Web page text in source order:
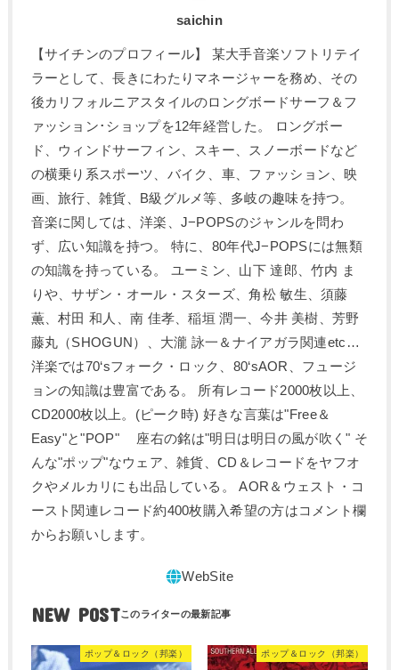
saichin
【サイチンのプロフィール】 某大手音楽ソフトリテイ
ラーとして、長きにわたりマネージャーを務め、その
後カリフォルニアスタイルのロングボードサーフ＆フ
ァッション･ショップを12年経営した。 ロングボー
ド、ウィンドサーフィン、スキー、スノーボードなど
の横乗り系スポーツ、バイク、車、ファッション、映
画、旅行、雑貨、B級グルメ等、多岐の趣味を持つ。
音楽に関しては、洋楽、J−POPSのジャンルを問わ
ず、広い知識を持つ。 特に、80年代J−POPSには無類
の知識を持っている。 ユーミン、山下 達郎、竹内 ま
りや、サザン・オール・スターズ、角松 敏生、須藤
薫、村田 和人、南 佳孝、稲垣 潤一、今井 美樹、芳野
藤丸（SHOGUN）、大瀧 詠一＆ナイアガラ関連etc…
洋楽では70‘sフォーク・ロック、80‘sAOR、フュージ
ョンの知識は豊富である。 所有レコード2000枚以上、
CD2000枚以上。(ピーク時) 好きな言葉は"Free＆
Easy"と"POP" 座右の銘は"明日は明日の風が吹く" そ
んな"ポップ"なウェア、雑貨、CD＆レコードをヤフオ
クやメルカリにも出品している。 AOR＆ウェスト・コ
ースト関連レコード約400枚購入希望の方はコメント欄
からお願いします。
NEW POST
ポップ＆ロック（邦楽） ポップ＆ロック（邦楽）